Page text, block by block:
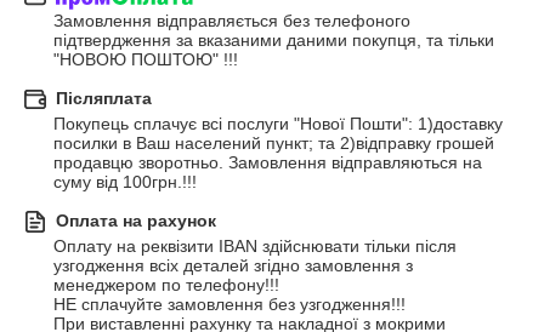
Замовлення відправляється без телефоного
підтвердження за вказаними даними покупця, та тільки
"НОВОЮ ПОШТОЮ" !!!
Післяплата
Покупець сплачує всі послуги "Нової Пошти": 1)доставку
посилки в Ваш населений пункт; та 2)відправку грошей
продавцю зворотньо. Замовлення відправляються на
суму від 100грн.!!!
Оплата на рахунок
Оплату на реквізити IBAN здійснювати тільки після
узгодження всіх деталей згідно замовлення з
менеджером по телефону!!!
НЕ сплачуйте замовлення без узгодження!!!
При виставленні рахунку та накладної з мокрими